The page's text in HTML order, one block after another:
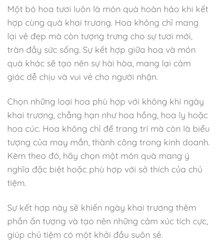
Một bó hoa tươi luôn là món quà hoàn hảo khi kết
hợp cùng quà khai trương. Hoa không chỉ mang
lại vẻ đẹp mà còn tượng trưng cho sự tươi mới,
tràn đầy sức sống. Sự kết hợp giữa hoa và món
quà khác sẽ tạo nên sự hài hòa, mang lại cảm
giác dễ chịu và vui vẻ cho người nhận.
Chọn những loại hoa phù hợp với không khí ngày
khai trương, chẳng hạn như hoa hồng, hoa ly hoặc
hoa cúc. Hoa không chỉ để trang trí mà còn là biểu
tượng của may mắn, thành công trong kinh doanh.
Kèm theo đó, hãy chọn một món quà mang ý
nghĩa đặc biệt hoặc phù hợp với sở thích của chủ
tiệm.
Sự kết hợp này sẽ khiến ngày khai trương thêm
phần ấn tượng và tạo nên những cảm xúc tích cực,
giúp chủ tiệm có một khởi đầu suôn sẻ.